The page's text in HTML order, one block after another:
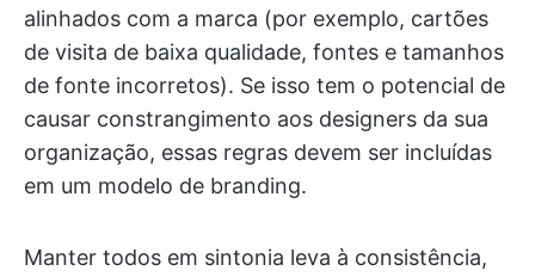
alinhados com a marca (por exemplo, cartões
de visita de baixa qualidade, fontes e tamanhos
de fonte incorretos). Se isso tem o potencial de
causar constrangimento aos designers da sua
organização, essas regras devem ser incluídas
em um modelo de branding.
Manter todos em sintonia leva à consistência,